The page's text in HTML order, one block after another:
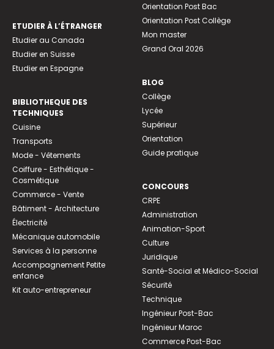
ETUDIER À L’ÉTRANGER
Etudier au Canada
Etudier en Suisse
Etudier en Espagne
BIBLIOTHEQUE DES
TECHNIQUES
Cuisine
Transports
Mode - Vêtements
Coiffure - Esthétique -
Cosmétique
Commerce - Vente
Bâtiment - Architecture
Électricité
Mécanique automobile
Services à la personne
Accompagnement Petite
enfance
Kit auto-entrepreneur
Orientation Post Bac
Orientation Post Collège
Mon master
Grand Oral 2026
BLOG
Collège
Lycée
Supérieur
Orientation
Guide pratique
CONCOURS
CRPE
Administration
Animation-Sport
Culture
Juridique
Santé-Social et Médico-Social
Sécurité
Technique
Ingénieur Post-Bac
Ingénieur Maroc
Commerce Post-Bac